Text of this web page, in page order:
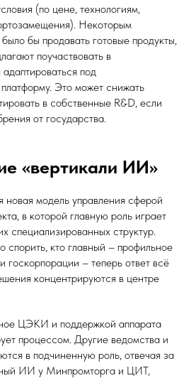
(по цене, технологиям,
Некоторым
бы продавать готовые продукты,
поучаствовать в
под
Это может снижать
в собственные R&D, если
от государства.
«вертикали ИИ»
новая модель управления сферой
в которой главную роль играет
специализированных структур.
кто главный – профильное
госкорпорации – теперь ответ всё
концентрируются в центре
ЦЭКИ и поддержкой аппарата
процессом. Другие ведомства и
в подчиненную роль, отвечая за
ИИ у Минпромторга и ЦИТ,